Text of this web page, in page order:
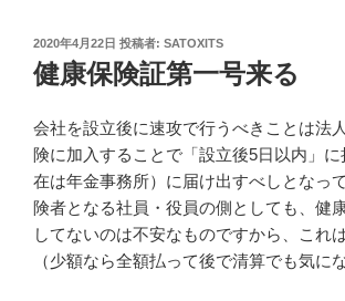
投
稿
日:
2020年4月22日 投稿者: SATOXITS
健康保険証第一号来る
会社を設立後に速攻で行うべきことは法
険に加入することで「設立後5日以内」に
在は年金事務所）に届け出すべしとなっ
険者となる社員・役員の側としても、健
してないのは不安なものですから、これ
（少額なら全額払って後で清算でも気に